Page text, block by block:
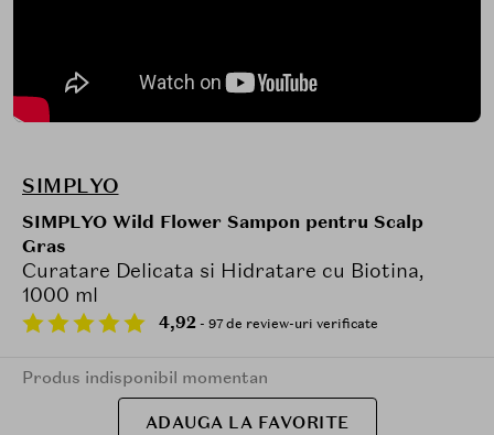
SIMPLYO
SIMPLYO Wild Flower Sampon pentru Scalp
Gras
Curatare Delicata si Hidratare cu Biotina,
1000 ml
4,92 - 97 de review-uri verificate
Produs indisponibil momentan
ADAUGA LA FAVORITE